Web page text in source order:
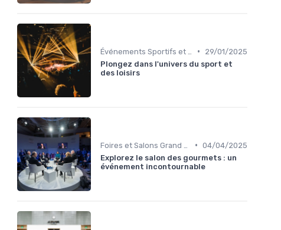
•
29/01/2025
Plongez dans l'univers du sport et
des loisirs
• 04/04/2025
Explorez le salon des gourmets : un
événement incontournable